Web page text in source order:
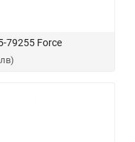
79255 Force